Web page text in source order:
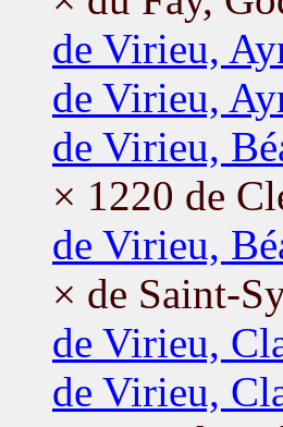
de Virieu,
de Virieu,
de Virieu,
× 1220 de
de Virieu,
× de Saint-
de Virieu,
de Virieu,